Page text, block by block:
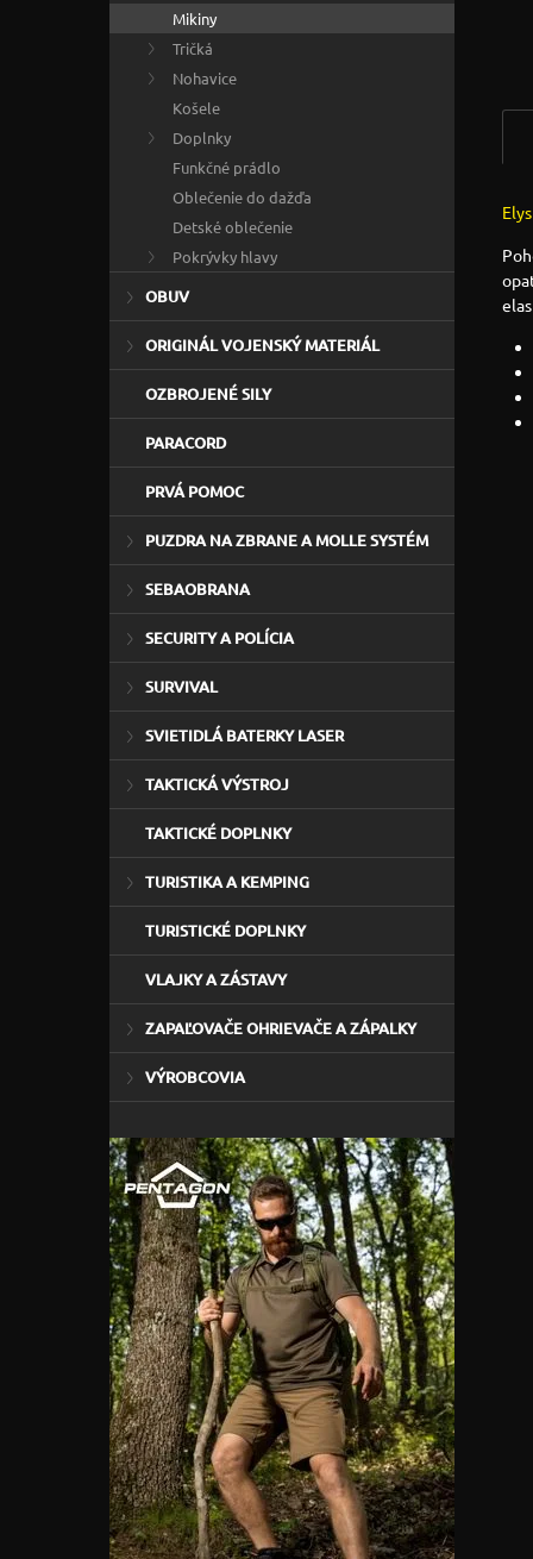
Mikiny
Tričká
Nohavice
Košele
Doplnky
Funkčné prádlo
Oblečenie do dažďa
Detské oblečenie
Pokrývky hlavy
OBUV
ORIGINÁL VOJENSKÝ MATERIÁL
OZBROJENÉ SILY
PARACORD
PRVÁ POMOC
PUZDRA NA ZBRANE A MOLLE SYSTÉM
SEBAOBRANA
SECURITY A POLÍCIA
SURVIVAL
SVIETIDLÁ BATERKY LASER
TAKTICKÁ VÝSTROJ
TAKTICKÉ DOPLNKY
TURISTIKA A KEMPING
TURISTICKÉ DOPLNKY
VLAJKY A ZÁSTAVY
ZAPAĽOVAČE OHRIEVAČE A ZÁPALKY
VÝROBCOVIA